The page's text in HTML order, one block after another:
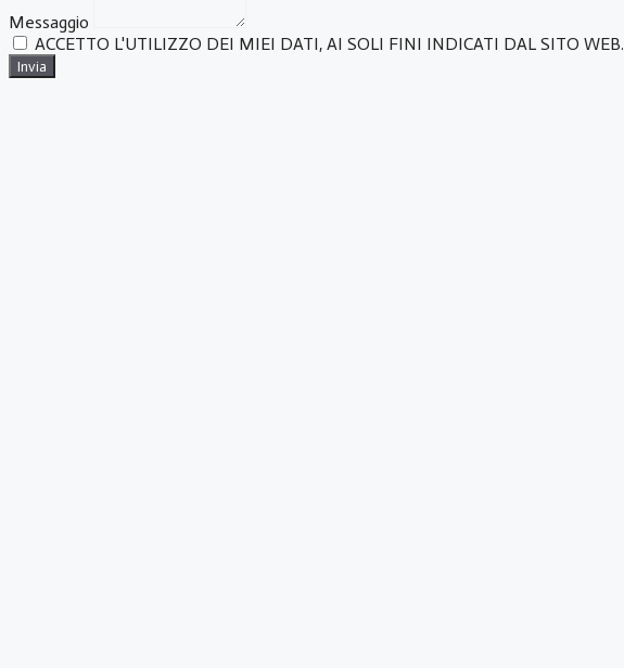
Messaggio
ACCETTO L'UTILIZZO DEI MIEI DATI, AI SOLI FINI INDICATI DAL SITO WEB.
Invia